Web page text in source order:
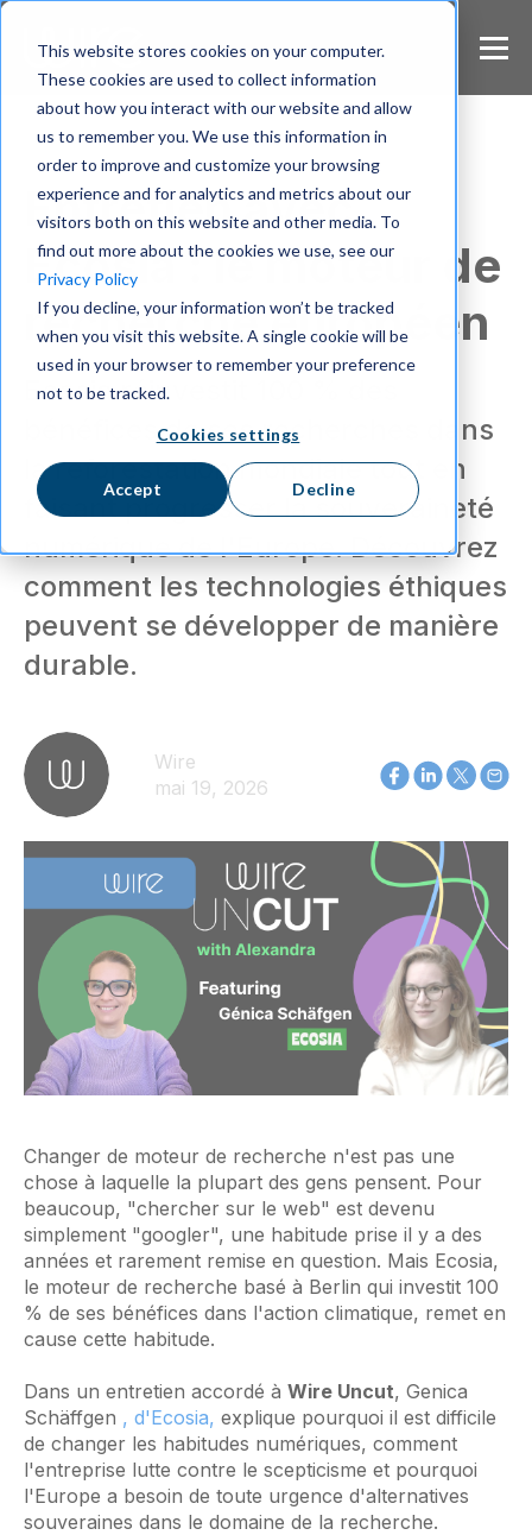
This website stores cookies on your computer.
These cookies are used to collect information
about how you interact with our website and allow
us to remember you. We use this information in
order to improve and customize your browsing
experience and for analytics and metrics about our
visitors both on this website and other media. To
find out more about the cookies we use, see our
Privacy Policy
If you decline, your information won’t be tracked
when you visit this website. A single cookie will be
used in your browser to remember your preference
not to be tracked.
Cookies settings
Accept Decline
S
Entretien avec
Ecosia : le moteur de
recherche européen
Ecosia réinvestit 100 % des
bénéfices de ses recherches dans
la reforestation mondiale tout en
faisant progresser la souveraineté
numérique de l'Europe. Découvrez
comment les technologies éthiques
peuvent se développer de manière
durable.
Wire
mai 19, 2026
Changer de moteur de recherche n'est pas une
chose à laquelle la plupart des gens pensent. Pour
beaucoup, "chercher sur le web" est devenu
simplement "googler", une habitude prise il y a des
années et rarement remise en question. Mais Ecosia,
le moteur de recherche basé à Berlin qui investit 100
% de ses bénéfices dans l'action climatique, remet en
cause cette habitude.
Dans un entretien accordé à Wire Uncut, Genica
Schäffgen , d'Ecosia, explique pourquoi il est difficile
de changer les habitudes numériques, comment
l'entreprise lutte contre le scepticisme et pourquoi
l'Europe a besoin de toute urgence d'alternatives
souveraines dans le domaine de la recherche.